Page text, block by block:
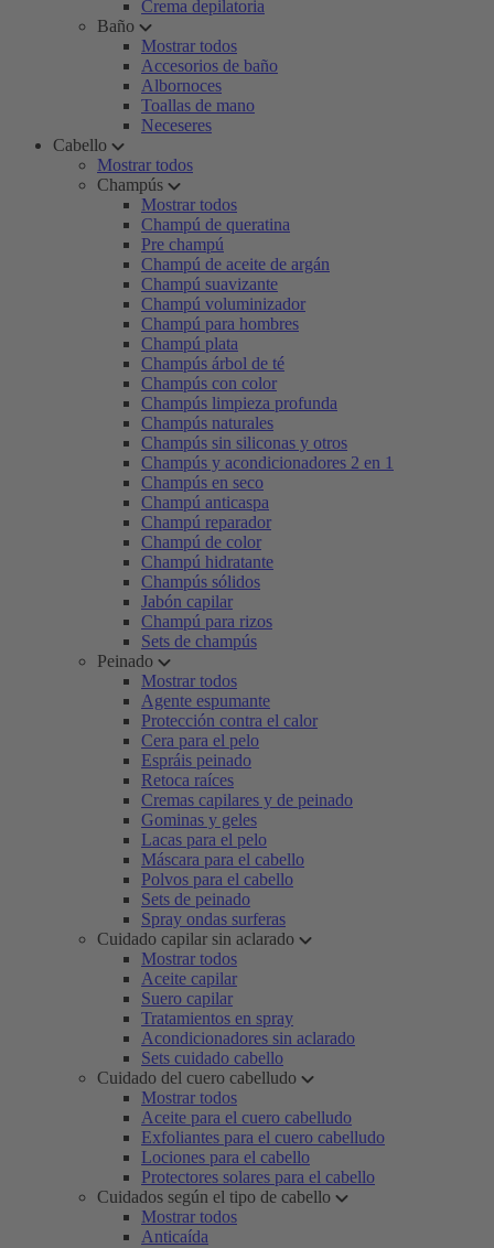
Crema depilatoria
Baño
Mostrar todos
Accesorios de baño
Albornoces
Toallas de mano
Neceseres
Cabello
Mostrar todos
Champús
Mostrar todos
Champú de queratina
Pre champú
Champú de aceite de argán
Champú suavizante
Champú voluminizador
Champú para hombres
Champú plata
Champús árbol de té
Champús con color
Champús limpieza profunda
Champús naturales
Champús sin siliconas y otros
Champús y acondicionadores 2 en 1
Champús en seco
Champú anticaspa
Champú reparador
Champú de color
Champú hidratante
Champús sólidos
Jabón capilar
Champú para rizos
Sets de champús
Peinado
Mostrar todos
Agente espumante
Protección contra el calor
Cera para el pelo
Espráis peinado
Retoca raíces
Cremas capilares y de peinado
Gominas y geles
Lacas para el pelo
Máscara para el cabello
Polvos para el cabello
Sets de peinado
Spray ondas surferas
Cuidado capilar sin aclarado
Mostrar todos
Aceite capilar
Suero capilar
Tratamientos en spray
Acondicionadores sin aclarado
Sets cuidado cabello
Cuidado del cuero cabelludo
Mostrar todos
Aceite para el cuero cabelludo
Exfoliantes para el cuero cabelludo
Lociones para el cabello
Protectores solares para el cabello
Cuidados según el tipo de cabello
Mostrar todos
Anticaída